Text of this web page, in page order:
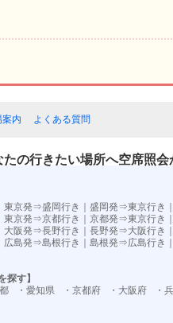
案内 よくある質問
の行きたい場所へ空席照会
東京発⇒盛岡行き 盛岡発⇒東京行き
東京発⇒京都行き 京都発⇒東京行き
大阪発⇒長野行き 長野発⇒大阪行き
広島発⇒島根行き 島根発⇒広島行き
探す】
・愛知県 ・京都府 ・大阪府 ・